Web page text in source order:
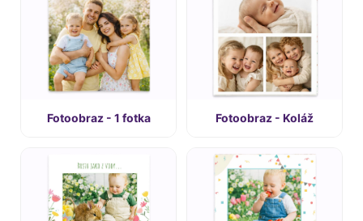
Fotoobraz - 1 fotka Fotoobraz - Koláž